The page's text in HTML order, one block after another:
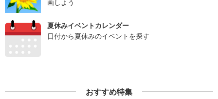
画しよう
夏休みイベントカレンダー
日付から夏休みのイベントを探す
おすすめ特集